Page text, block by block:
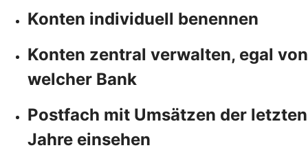
Konten individuell benennen
Konten zentral verwalten, egal von
welcher Bank
Postfach mit Umsätzen der letzten
Jahre einsehen